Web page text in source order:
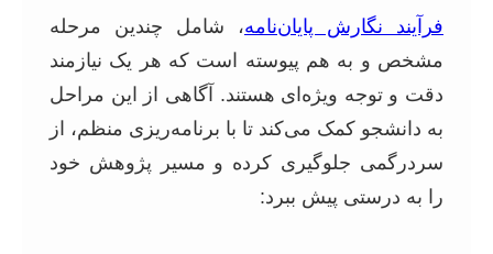
فرآیند نگارش پایان‌نامه، شامل چندین مرحله
مشخص و به هم پیوسته است که هر یک نیازمند
دقت و توجه ویژه‌ای هستند. آگاهی از این مراحل
به دانشجو کمک می‌کند تا با برنامه‌ریزی منظم، از
سردرگمی جلوگیری کرده و مسیر پژوهش خود
را به درستی پیش ببرد: